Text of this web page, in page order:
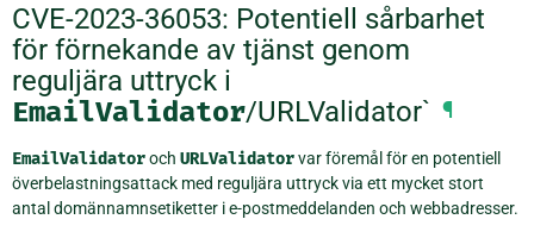
CVE-2023-36053: Potentiell sårbarhet
för förnekande av tjänst genom
reguljära uttryck i
EmailValidator/URLValidator` ¶
EmailValidatoroch URLValidatorvar föremål för en potentiell
överbelastningsattack med reguljära uttryck via ett mycket stort
antal domännamnsetiketter i e-postmeddelanden och webbadresser.